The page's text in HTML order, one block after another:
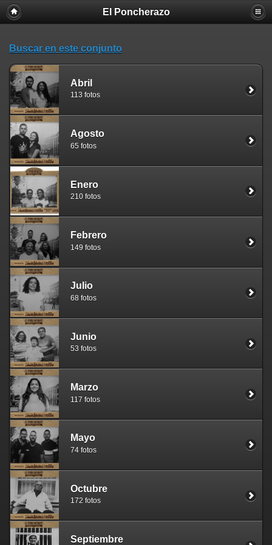
El Poncherazo
Buscar en este conjunto
Abril
113 fotos
Agosto
65 fotos
Enero
210 fotos
Febrero
149 fotos
Julio
68 fotos
Junio
53 fotos
Marzo
117 fotos
Mayo
74 fotos
Octubre
172 fotos
Septiembre